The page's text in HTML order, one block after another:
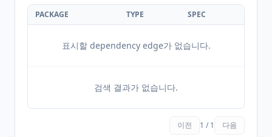
PACKAGE TYPE SPEC
표시할 dependency edge가 없습니다.
검색 결과가 없습니다.
이전 1 / 1 다음